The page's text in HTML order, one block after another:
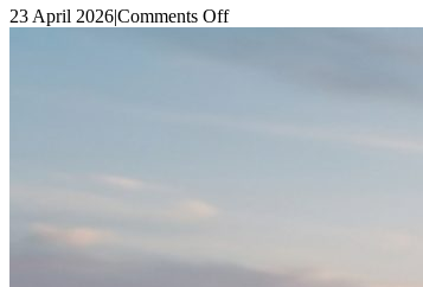
23 April 2026|Comments Off